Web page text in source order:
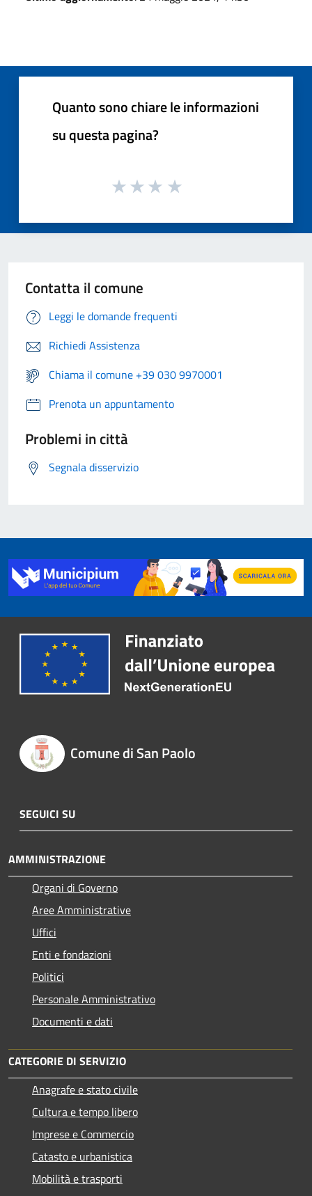
Quanto sono chiare le informazioni
su questa pagina?
Contatta il comune
Leggi le domande frequenti
Richiedi Assistenza
Chiama il comune +39 030 9970001
Prenota un appuntamento
Problemi in città
Segnala disservizio
Comune di San Paolo
SEGUICI SU
AMMINISTRAZIONE
Organi di Governo
Aree Amministrative
Uffici
Enti e fondazioni
Politici
Personale Amministrativo
Documenti e dati
CATEGORIE DI SERVIZIO
Anagrafe e stato civile
Cultura e tempo libero
Imprese e Commercio
Catasto e urbanistica
Mobilità e trasporti